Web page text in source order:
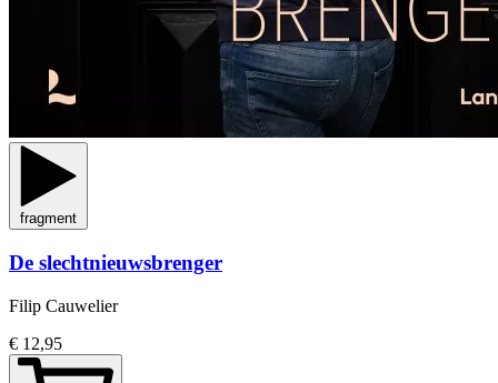
fragment
De slechtnieuwsbrenger
Filip Cauwelier
€ 12,95